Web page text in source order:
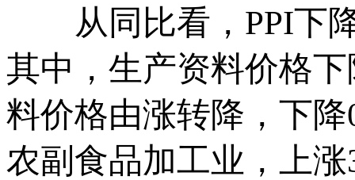
从同比看，PPI下降
其中，生产资料价格
料价格由涨转降，下
农副食品加工业，上